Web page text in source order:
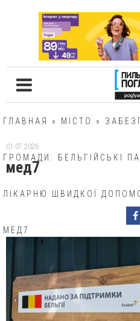
ГЛАВНАЯ » МІСТО »
ГРОМАДИ: БЕЛЬГІЙСЬКІ
ЛІКАРНЮ ШВИДКОЇ
МЕД7
01.07.2026
мед7